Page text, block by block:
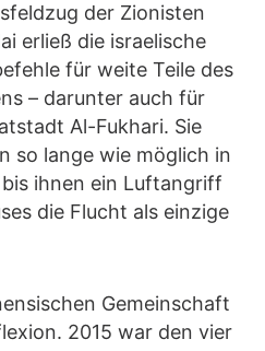
der Zionisten
erließ die israelische
für weite Teile des
– darunter auch für
Al-Fukhari. Sie
so lange wie möglich in
ihnen ein Luftangriff
die Flucht als einzige
Gemeinschaft
2015 war den vier